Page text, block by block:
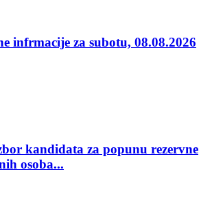
infrmacije za subotu, 08.08.2026
kandidata za popunu rezervne
osoba...